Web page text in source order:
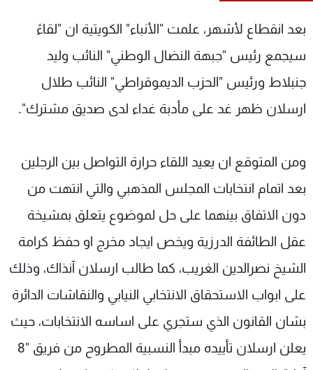
بعد انقطاع لأشهر، علمت "الأنباء" الكويتية ان "لقاءً
سيجمع رئيس "جبهة النضال الوطني" النائب وليد
جنبلاط ورئيس "الحزب الديموقراطي" النائب طلال
ارسلان ظهر غد على مأدبة غداء لدى صديق مشترك".
ومن المتوقع ان يعيد اللقاء حرارة التواصل بين الرجلين
بعد اتمام انتخابات المجلس المذهبي والتي انتهت من
دون الاتفاق بينهما على حل لموضوع يتعلق بمشيخة
عقل الطائفة الدرزية ويخص ايجاد مخرج او حفظ كرامة
الشيخ نصرالدين الغريب، كما طالب ارسلان آنذاك، وذلك
على ابواب الاستحقاق الانتخابي النيابي والنقاشات الدائرة
بشان القانون الذي ستجري على اساسه الانتخابات، حيث
يعلن ارسلان تأييده مبدأ النسبية المطروح من فريق "8
الترددات
الإنـتـاج
لاعلاناتكم
تواصل معنا
شروط الإسـتخدام
سياسة الخصوصية